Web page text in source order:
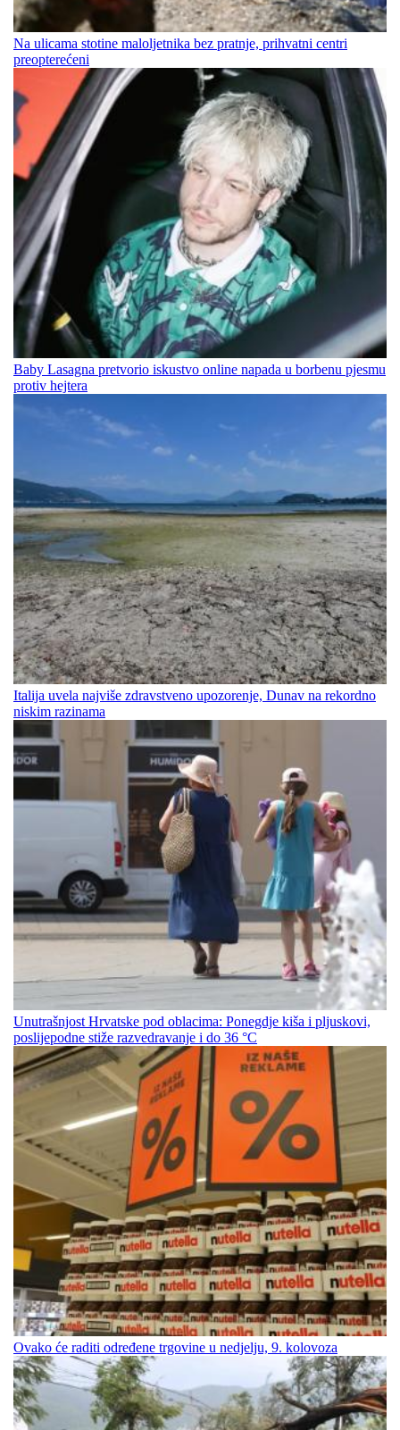
Na ulicama stotine maloljetnika bez pratnje, prihvatni centri
preopterećeni
Baby Lasagna pretvorio iskustvo online napada u borbenu pjesmu
protiv hejtera
Italija uvela najviše zdravstveno upozorenje, Dunav na rekordno
niskim razinama
Unutrašnjost Hrvatske pod oblacima: Ponegdje kiša i pljuskovi,
poslijepodne stiže razvedravanje i do 36 °C
Ovako će raditi određene trgovine u nedjelju, 9. kolovoza